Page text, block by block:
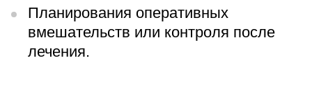
Планирования оперативных
вмешательств или контроля после
лечения.